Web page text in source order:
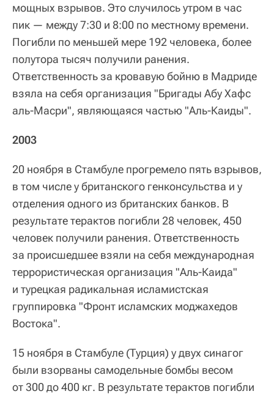
мощных взрывов. Это случилось утром в час
пик — между 7:30 и 8:00 по местному времени.
Погибли по меньшей мере 192 человека, более
полутора тысяч получили ранения.
Ответственность за кровавую бойню в Мадриде
взяла на себя организация "Бригады Абу Хафс
аль-Масри", являющаяся частью "Аль-Каиды".
2003
20 ноября в Стамбуле прогремело пять взрывов,
в том числе у британского генконсульства и у
отделения одного из британских банков. В
результате терактов погибли 28 человек, 450
человек получили ранения. Ответственность
за происшедшее взяли на себя международная
террористическая организация "Аль-Каида"
и турецкая радикальная исламистская
группировка "Фронт исламских моджахедов
Востока".
15 ноября в Стамбуле (Турция) у двух синагог
были взорваны самодельные бомбы весом
от 300 до 400 кг. В результате терактов погибли